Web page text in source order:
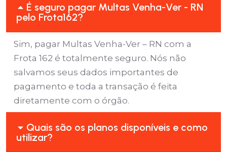
É seguro pagar Multas Venha-Ver - RN
pelo Frota162?
Sim, pagar Multas Venha-Ver – RN com a
Frota 162 é totalmente seguro. Nós não
salvamos seus dados importantes de
pagamento e toda a transação é feita
diretamente com o órgão.
Quais são os planos disponíveis e como
utilizar?